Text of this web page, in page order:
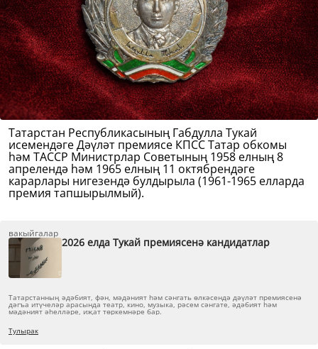
Татарстан Республикасының Габдулла Тукай
исемендәге Дәүләт премиясе КПСС Татар обкомы
һәм ТАССР Министрлар Советының 1958 елның 8
апрелендә һәм 1965 елның 11 октябрендәге
карарлары нигезендә булдырыла (1961-1965 елларда
премия тапшырылмый).
вакыйгалар
2026 елда Тукай премиясенә кандидатлар
Татарстанның әдәбият, фән, мәдәният һәм сәнгать өлкәсендә дәүләт премиясенә
дәгъа итүчеләр арасында театр, кино, музыка, рәсем сәнгате, әдәбият һәм
мәдәният әһелләре, иҗат төркемнәре бар.
Тулырак